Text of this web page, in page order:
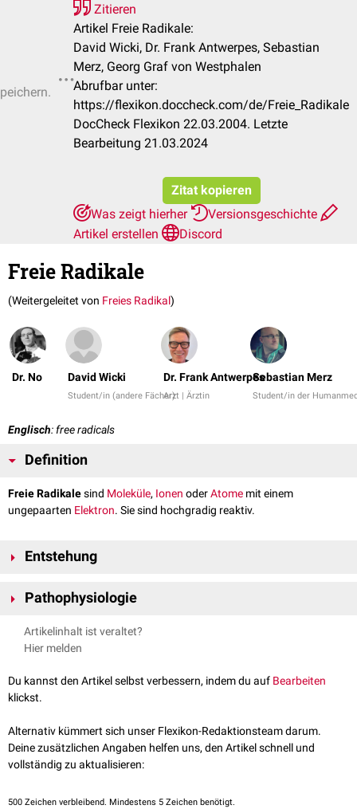
Zitieren
Artikel Freie Radikale:
David Wicki, Dr. Frank Antwerpes, Sebastian
Merz, Georg Graf von Westphalen
Abrufbar unter:
https://flexikon.doccheck.com/de/Freie_Radikale
DocCheck Flexikon 22.03.2004. Letzte
Bearbeitung 21.03.2024
Zitat kopieren
Was zeigt hierher
Versionsgeschichte
Artikel erstellen
Discord
Freie Radikale
(Weitergeleitet von Freies Radikal)
Dr. No David Wicki
Student/in (andere Fächer)
Dr. Frank Antwerpes
Arzt | Ärztin
Sebastian Merz
Student/in der
Englisch: free radicals
Definition
Freie Radikalesind Moleküle, Ionen oderAtome mit einem
ungepaarten Elektron. Sie sind hochgradig reaktiv.
Entstehung
Faktoren. Ein Beispiel für endogene Faktoren ist die Überlastung der
chemischeroder physikalischer
Hitzeeinwirkung
Ionisierende Strahlung
Röntgenstrahlen
Umweltgifte
Pathophysiologie
Freie Radikale versetzen biologisches
Initiator
Reaktion mit einem nicht-Radikal-Molekül der Reaktionspartner ebenfalls
als freies Radikal freigesetzt, kann er eine analoge Reaktion verursachen.
unerwünschten bzw. dysfunktionellen Molekülen umgewandelt.
Betreffen diese molekularen Veränderungen die DNA , entstehen
Mutationen
und andereDNA-Schäden , die zu
Erkrankungen
Antioxidantien(z.B. Glutathion Ascorbinsäure ) schützen gegen freie
Artikelinhalt ist veraltet?
Hier melden
Du kannst den Artikel selbst verbessern, indem du auf Bearbeiten
klickst.
Alternativ kümmert sich unser Flexikon-Redaktionsteam darum.
Deine zusätzlichen Angaben helfen uns, den Artikel schnell und
vollständig zu aktualisieren:
500 Zeichen verbleibend. Mindestens 5 Zeichen benötigt.